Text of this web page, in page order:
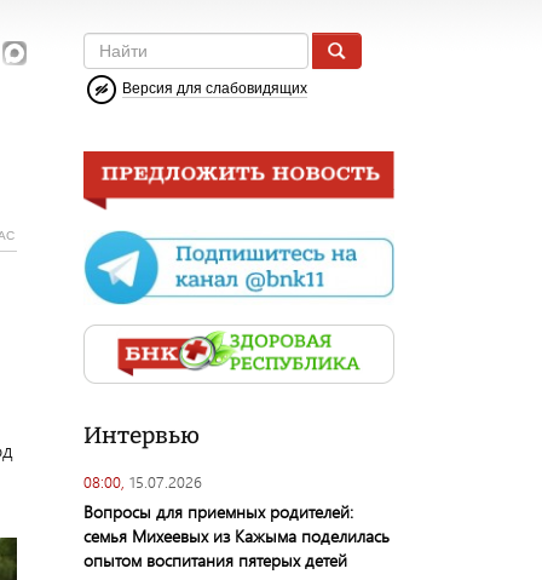
Версия для слабовидящих
Интервью
08:00, 15.07.2026
Вопросы для приемных родителей:
семья Михеевых из Кажыма поделилась
опытом воспитания пятерых детей